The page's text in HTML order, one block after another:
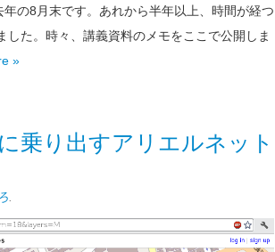
の8月末です。あれから半年以上、時間が経つ
た。時々、講義資料のメモをここで公開しま
»
乗り出すアリエルネット